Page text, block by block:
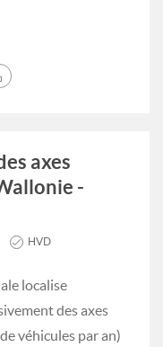
axes
-
HVD
localise
des axes
véhicules par an)